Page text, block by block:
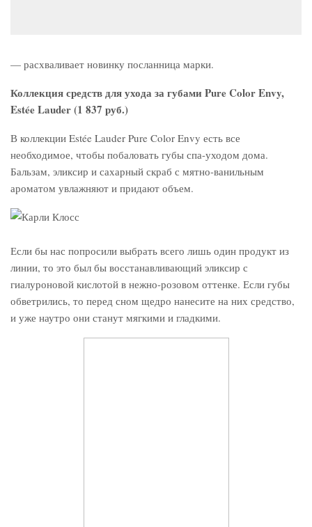
— расхваливает новинку посланница марки.
Коллекция средств для ухода за губами Pure Color Envy,
Estée Lauder (1 837 руб.)
В коллекции Estée Lauder Pure Color Envy есть все
необходимое, чтобы побаловать губы спа-уходом дома.
Бальзам, эликсир и сахарный скраб с мятно-ванильным
ароматом увлажняют и придают объем.
Если бы нас попросили выбрать всего лишь один продукт из
линии, то это был бы восстанавливающий эликсир с
гиалуроновой кислотой в нежно-розовом оттенке. Если губы
обветрились, то перед сном щедро нанесите на них средство,
и уже наутро они станут мягкими и гладкими.